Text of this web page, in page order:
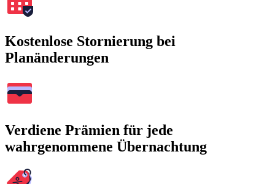
Kostenlose Stornierung bei
Planänderungen
Verdiene Prämien für jede
wahrgenommene Übernachtung